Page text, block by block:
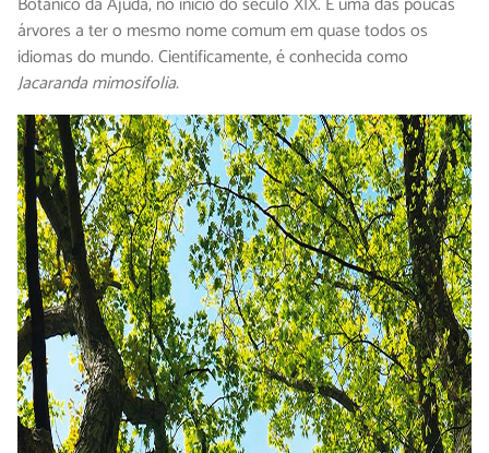
árvores a ter o mesmo nome comum em quase todos os
idiomas do mundo. Cientificamente, é conhecida como
Jacaranda mimosifolia.